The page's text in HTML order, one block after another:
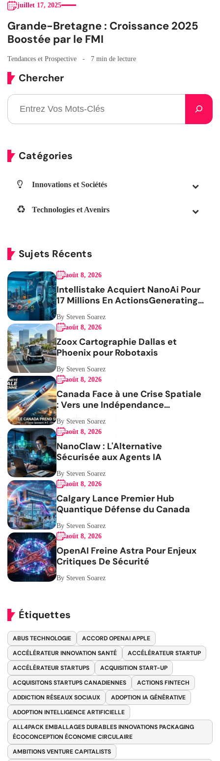
juillet 17, 2025
Grande-Bretagne : Croissance 2025
Boostée par le FMI
Tendances et Prospective 7 min de lecture
Chercher
Catégories
Innovations et Sociétés
Technologies et Avenirs
Sujets Récents
août 8, 2026
Intellistake Acquiert NanoAi Pour
17 Millions En ActionsGenerating
By Steven Soarez
août 8, 2026
Zoox Cartographie Dallas et
Phoenix pour Robotaxis
By Steven Soarez
août 8, 2026
Canada Face à une Crise Spatiale
: Vers une Indépendance
By Steven Soarez
août 8, 2026
NanoClaw : L'Alternative
Sécurisée aux Agents IA
By Steven Soarez
août 8, 2026
Calgary Lance Premier Hub
Quantique Défense du Canada
By Steven Soarez
août 8, 2026
OpenAI Freine Astra Pour Enjeux
Critiques De Sécurité
By Steven Soarez
Étiquettes
ABUS TECHNOLOGIE
ACCORD OPENAI APPLE
ACCÉLÉRATEUR INNOVATION SANTÉ
ACCÉLÉRATEUR STARTUP
ACCÉLÉRATEUR STARTUPS
ACQUISITION START-UP
ACQUISITONS STARTUPS CANADIENNES
ACTIONS FINTECH
ADDICTION RÉSEAUX SOCIAUX
ADOPTION IA GÉNÉRATIVE
ADOPTION INTELLIGENCE ARTIFICIELLE
ALL4PACK EMBALLAGES DURABLES INNOVATIONS PACKAGING
ÉCOCONCEPTION ÉCONOMIE CIRCULAIRE
AMBITIONS VENTURE CAPITALISTS